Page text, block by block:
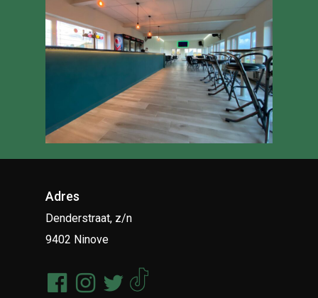
Adres
Denderstraat, z/n
9402 Ninove